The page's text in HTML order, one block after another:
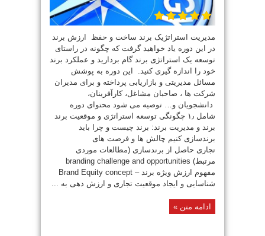
مدیریت استراتژیک برند ساخت و حفظ ارزش برند
در این دوره یاد خواهید گرفت که چگونه در راستای
توسعه یک استراتژی برند گام بردارید و عملکرد برند
خود را اندازه گیری کنید. این دوره به پوشش
مسائل مدیریتی و بازاریابی پرداخته و برای مدیران
شرکت ها ، صاحبان مشاغل، کارآفرینان،
دانشجویان و… توصیه می شود محتوای دوره
شامل ۱٫ چگونگی توسعه استراتژی و موقعیت برند
برند و مدیریت برند: برند چیست و چرا باید
برندسازی کنیم چالش ها و فرصت های
تجاری حاصل از برندسازی (مطالعات موردی
مرتبط) branding challenge and opportunities
مفهوم ارزش ویژه برند – Brand Equity concept
شناسایی و ایجاد موقعیت تجاری و ارزش دهی به ...
ادامه متن »